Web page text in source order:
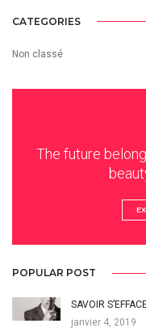
CATEGORIES
Non classé
The future
POPULAR POST
SAVOIR
janvier 4, 2019